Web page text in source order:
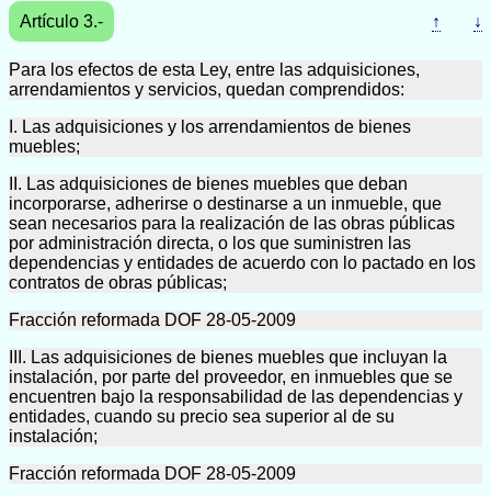
Artículo 3.- ↑ ↓
Para los efectos de esta Ley, entre las adquisiciones,
arrendamientos y servicios, quedan comprendidos:
I. Las adquisiciones y los arrendamientos de bienes
muebles;
II. Las adquisiciones de bienes muebles que deban
incorporarse, adherirse o destinarse a un inmueble, que
sean necesarios para la realización de las obras públicas
por administración directa, o los que suministren las
dependencias y entidades de acuerdo con lo pactado en los
contratos de obras públicas;
Fracción reformada DOF 28-05-2009
III. Las adquisiciones de bienes muebles que incluyan la
instalación, por parte del proveedor, en inmuebles que se
encuentren bajo la responsabilidad de las dependencias y
entidades, cuando su precio sea superior al de su
instalación;
Fracción reformada DOF 28-05-2009